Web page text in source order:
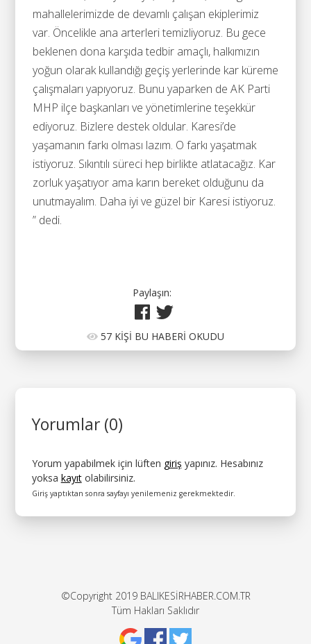
mahallelerimizde de devamlı çalışan ekiplerimiz
var. Öncelikle ana arterleri temizliyoruz. Bu gece
beklenen dona karşıda tedbir amaçlı, halkımızın
yoğun olarak kullandığı geçiş yerlerinde kar küreme
çalışmaları yapıyoruz. Bunu yaparken de AK Parti
MHP ilçe başkanları ve yönetimlerine teşekkür
ediyoruz. Bizlere destek oldular. Karesi’de
yaşamanın farkı olması lazım. O farkı yaşatmak
istiyoruz. Sıkıntılı süreci hep birlikte atlatacağız. Kar
zorluk yaşatıyor ama karın bereket olduğunu da
unutmayalım. Daha iyi ve güzel bir Karesi istiyoruz.
” dedi.
Paylaşın:
57 KİŞİ BU HABERİ OKUDU
Yorumlar (0)
Yorum yapabilmek için lüften giriş yapınız. Hesabınız
yoksa kayıtolabilirsiniz.
Giriş yaptıktan sonra sayfayı yenilemeniz gerekmektedir.
©Copyright 2019 BALIKESİRHABER.COM.TR
Tüm Hakları Saklıdır